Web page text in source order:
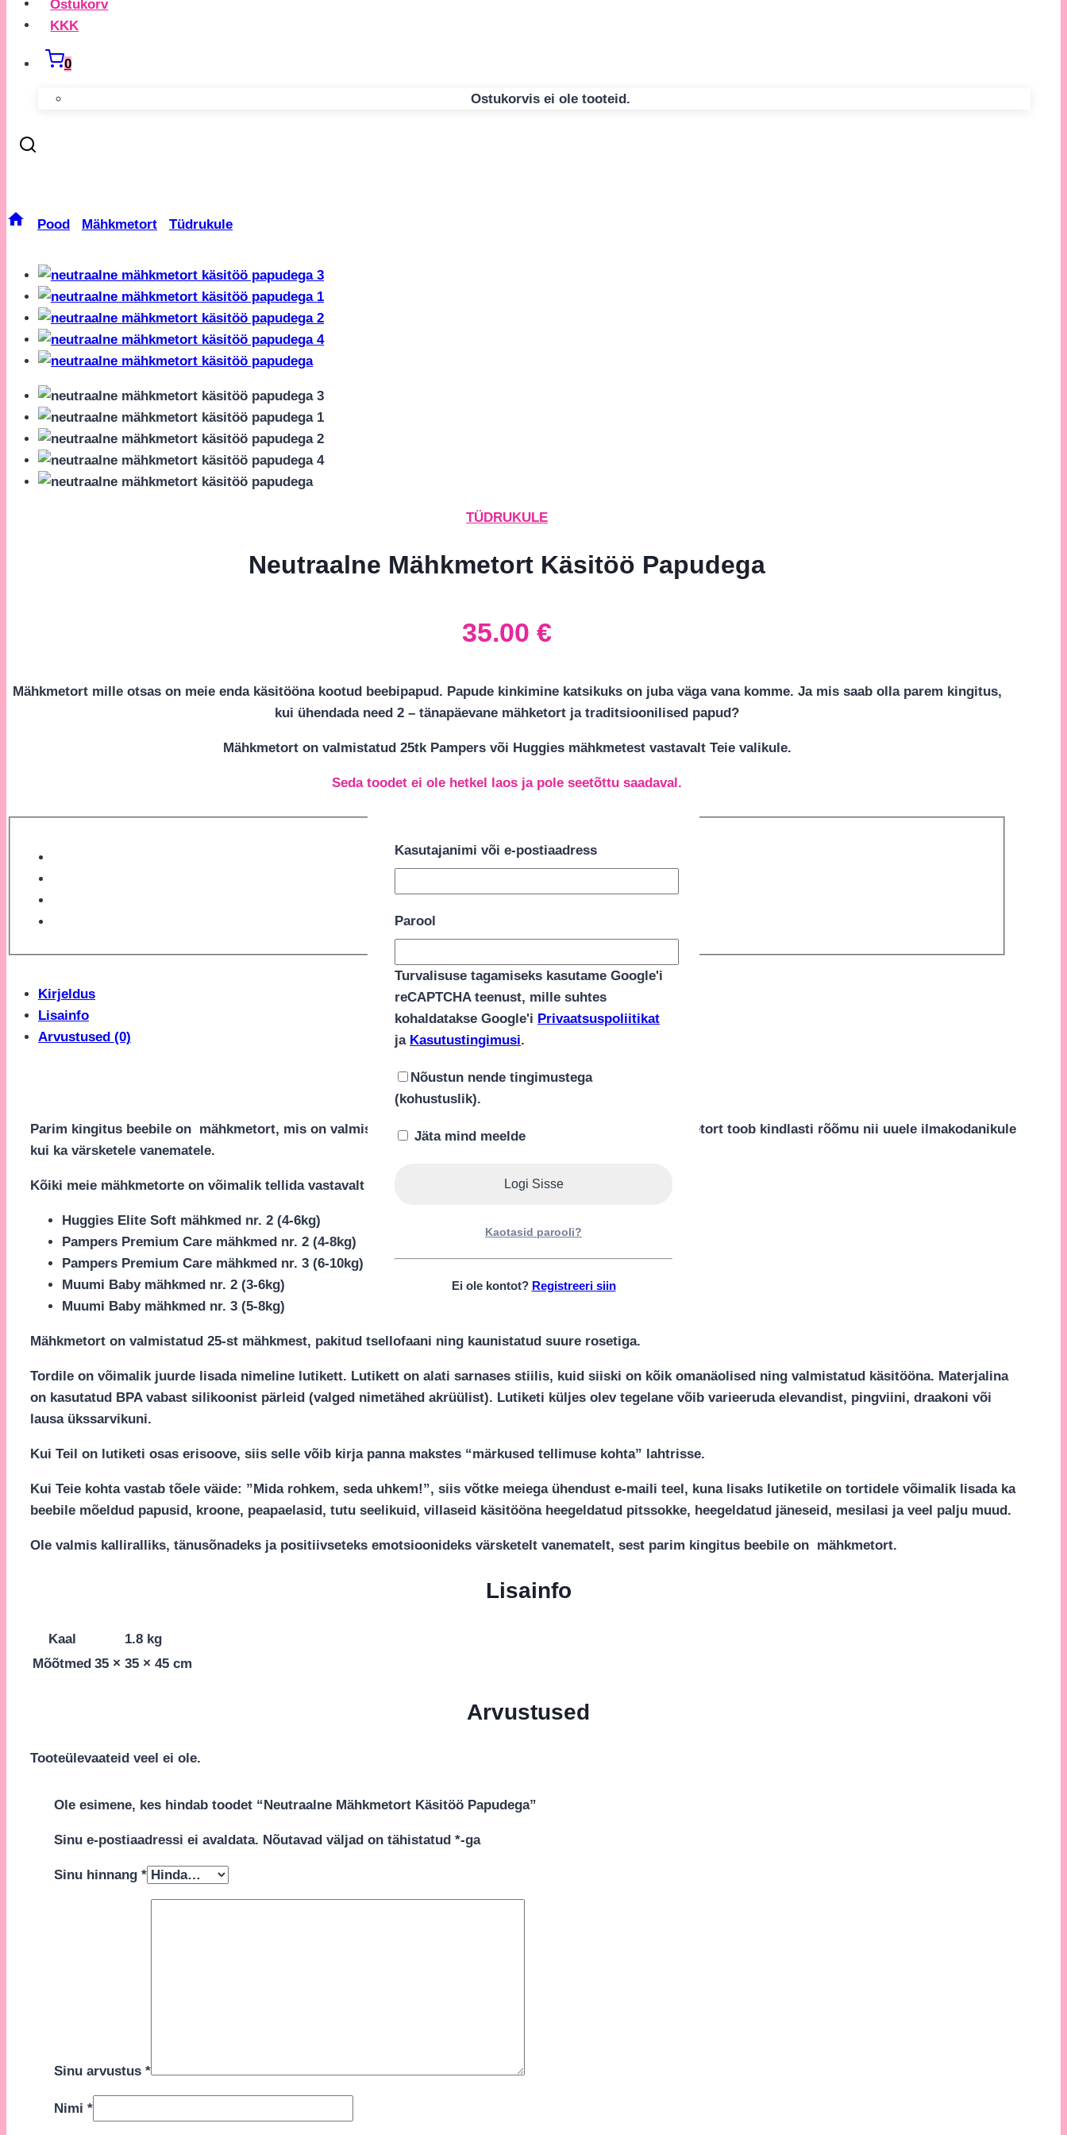
Ostukorv
KKK
0
Ostukorvis ei ole tooteid.
Pood Mähkmetort Tüdrukule
TÜDRUKULE
Neutraalne Mähkmetort Käsitöö Papudega
35.00 €
Mähkmetort mille otsas on meie enda käsitööna kootud beebipapud. Papude kinkimine katsikuks on juba väga vana komme. Ja mis saab olla parem kingitus,
kui ühendada need 2 – tänapäevane mähketort ja traditsioonilised papud?
Mähkmetort on valmistatud 25tk Pampers või Huggies mähkmetest vastavalt Teie valikule.
Seda toodet ei ole hetkel laos ja pole seetõttu saadaval.
Kirjeldus
Lisainfo
Arvustused (0)
Kirjeldus
Parim kingitus beebile on mähkmetort, mis on valmistatud hoole, armastuse ja pühendumusega. Mähkmetort toob kindlasti rõõmu nii uuele ilmakodanikule
kui ka värsketele vanematele.
Kõiki meie mähkmetorte on võimalik tellida vastavalt Teie soovile kas:
Huggies Elite Soft mähkmed nr. 2 (4-6kg)
Pampers Premium Care mähkmed nr. 2 (4-8kg)
Pampers Premium Care mähkmed nr. 3 (6-10kg)
Muumi Baby mähkmed nr. 2 (3-6kg)
Muumi Baby mähkmed nr. 3 (5-8kg)
Mähkmetort on valmistatud 25-st mähkmest, pakitud tsellofaani ning kaunistatud suure rosetiga.
Tordile on võimalik juurde lisada nimeline lutikett. Lutikett on alati sarnases stiilis, kuid siiski on kõik omanäolised ning valmistatud käsitööna. Materjalina
on kasutatud BPA vabast silikoonist pärleid (valged nimetähed akrüülist). Lutiketi küljes olev tegelane võib varieeruda elevandist, pingviini, draakoni või
lausa ükssarvikuni.
Kui Teil on lutiketi osas erisoove, siis selle võib kirja panna makstes “märkused tellimuse kohta” lahtrisse.
Kui Teie kohta vastab tõele väide: ”Mida rohkem, seda uhkem!”, siis võtke meiega ühendust e-maili teel, kuna lisaks lutiketile on tortidele võimalik lisada ka
beebile mõeldud papusid, kroone, peapaelasid, tutu seelikuid, villaseid käsitööna heegeldatud pitssokke, heegeldatud jäneseid, mesilasi ja veel palju muud.
Ole valmis kalliralliks, tänusõnadeks ja positiivseteks emotsioonideks värsketelt vanematelt, sest parim kingitus beebile on mähkmetort.
Lisainfo
Kaal
1.8 kg
Mõõtmed 35 × 35 × 45 cm
Arvustused
Tooteülevaateid veel ei ole.
Ole esimene, kes hindab toodet “Neutraalne Mähkmetort Käsitöö Papudega”
Sinu e-postiaadressi ei avaldata. Nõutavad väljad on tähistatud *-ga
Sinu hinnang *
Sinu arvustus *
Nimi *
Kasutajanimi või e-postiaadress
Parool
Turvalisuse tagamiseks kasutame Google'i
reCAPTCHA teenust, mille suhtes
kohaldatakse Google'i Privaatsuspoliitikat
ja Kasutustingimusi.
Nõustun nende tingimustega
(kohustuslik).
Jäta mind meelde
Kaotasid parooli?
Ei ole kontot? Registreeri siin